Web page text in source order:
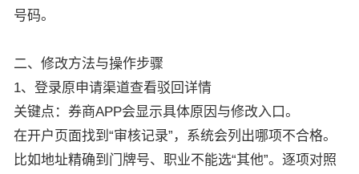
号码。
二、修改方法与操作步骤
1、登录原申请渠道查看驳回详情
关键点：券商APP会显示具体原因与修改入口。
在开户页面找到“审核记录”，系统会列出哪项不合格。
比如地址精确到门牌号、职业不能选“其他”。逐项对照